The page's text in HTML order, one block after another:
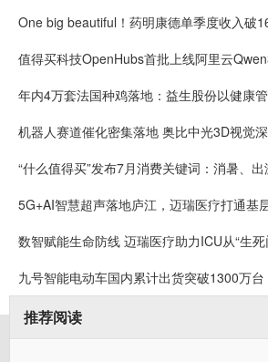
One big beautiful！药明康德单季度收入破
机器人赛道催化密集落地 奥比中光3D视觉
“什么值得买”发布7月消费关键词：消暑、
5G+AI智慧超声落地庐江，迈瑞医疗打通基
数智赋能生命防线 迈瑞医疗助力ICU从“生死
九号智能电动车国内累计出货突破1300万
推荐阅读